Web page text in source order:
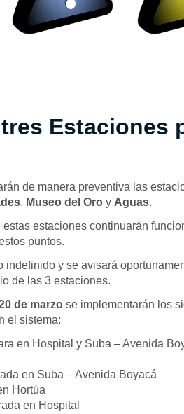
tres Estaciones
de manera preventiva las
, Museo del Oro y Aguas.
estas estaciones continuarán
puntos.
indefinido y se avisará
de las 3 estaciones.
de marzo se implementarán los
el sistema:
en Hospital y Suba – Avenida
en Suba – Avenida Boyacá
Hortúa
en Hospital